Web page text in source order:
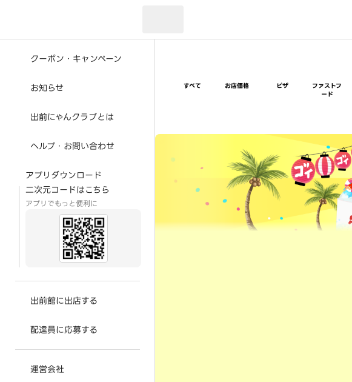
クーポン・キャンペーン
お知らせ
出前にゃんクラブとは
ヘルプ・お問い合わせ
アプリダウンロード
二次元コードはこちら
アプリでもっと便利に
出前館に出店する
配達員に応募する
運営会社
すべて お店価格 ピザ
ファストフ
ード
超ゴイゴイヤスー夏祭